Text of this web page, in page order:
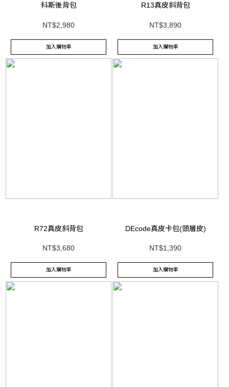
科斯後背包
NT$2,980
加入購物車
R13真皮斜背包
NT$3,890
加入購物車
R72真皮斜背包
NT$3,680
加入購物車
DEcode真皮卡包(頭層皮)
NT$1,390
加入購物車